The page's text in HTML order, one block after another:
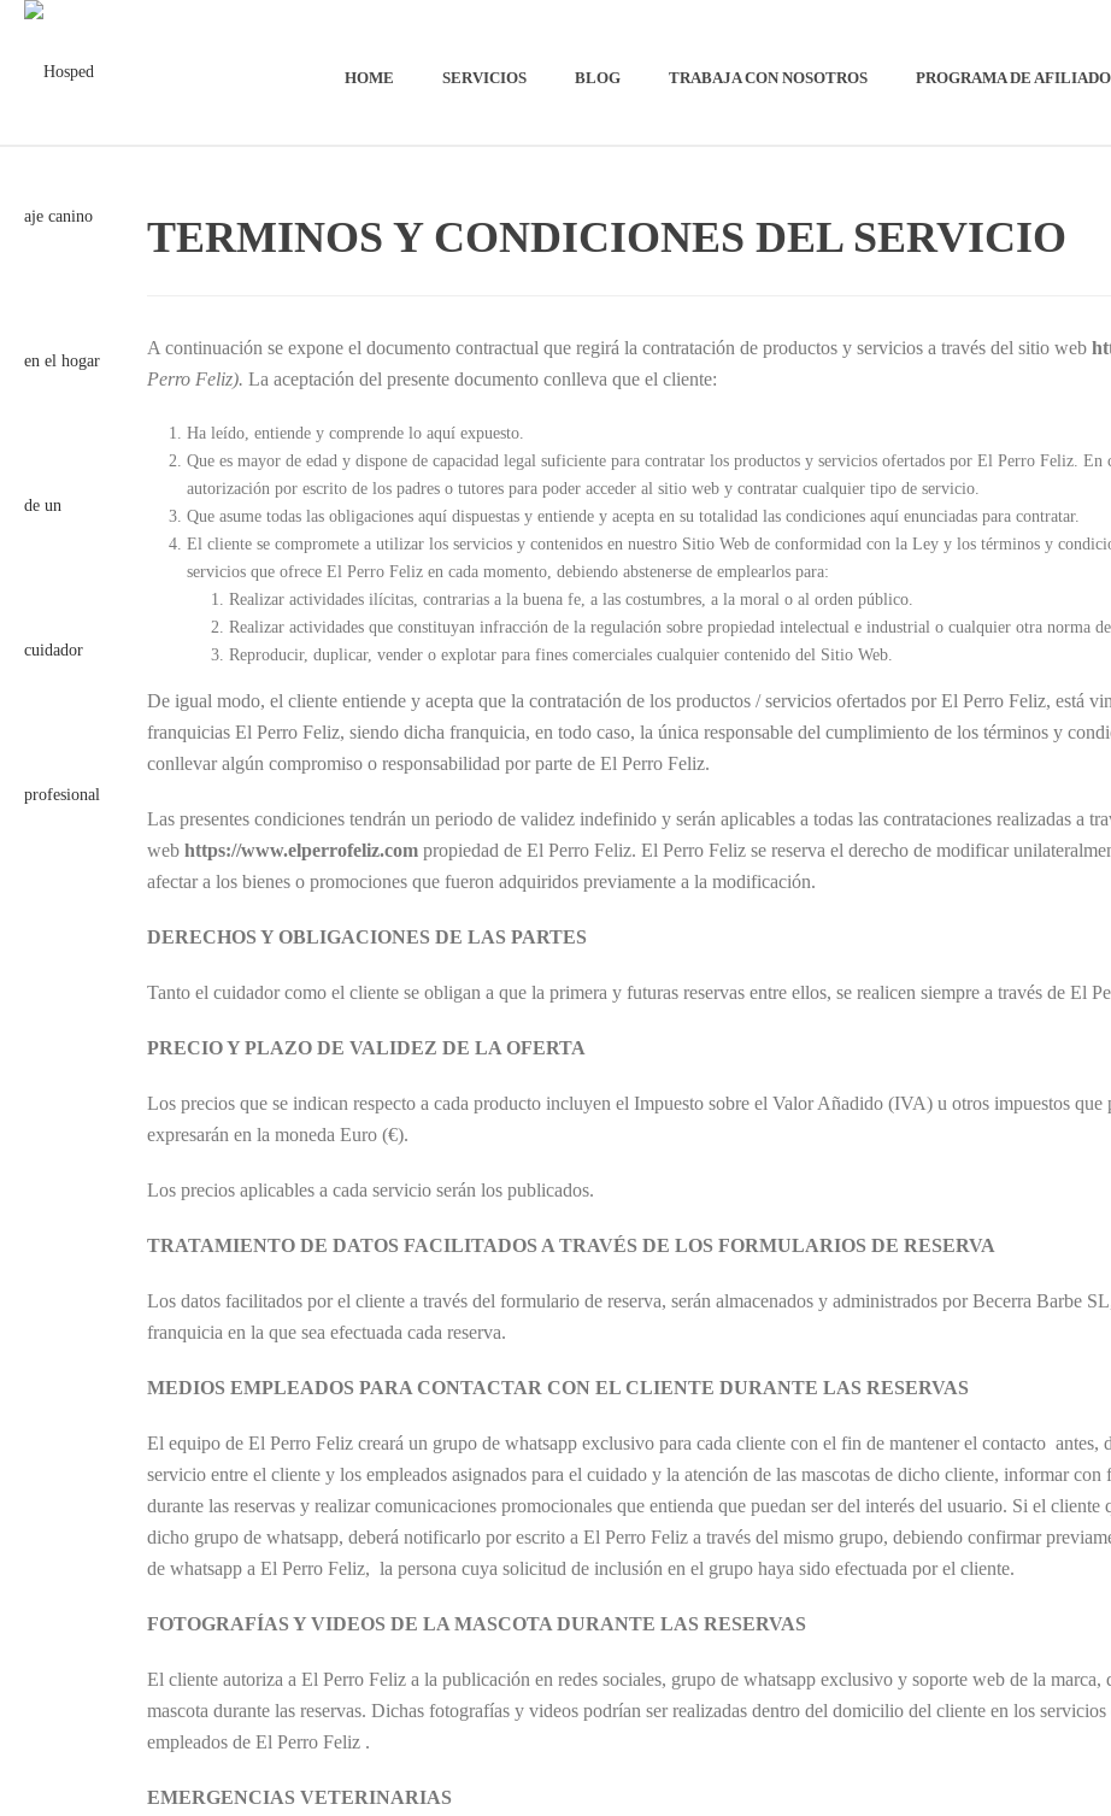
HOME SERVICIOS BLOG TRABAJA CON NOSOTROS PROGRAMA DE
TERMINOS Y CONDICIONES DEL SERVICIO
A continuación se expone el documento contractual que regirá la contratación de productos y servicios a través del sitio web
Perro Feliz). La aceptación del presente documento conlleva que el cliente:
Ha leído, entiende y comprende lo aquí expuesto.
Que es mayor de edad y dispone de capacidad legal suficiente para contratar los productos y servicios ofertados por El Perro Feliz. En
autorización por escrito de los padres o tutores para poder acceder al sitio web y contratar cualquier tipo de servicio.
Que asume todas las obligaciones aquí dispuestas y entiende y acepta en su totalidad las condiciones aquí enunciadas para contratar.
El cliente se compromete a utilizar los servicios y contenidos en nuestro Sitio Web de conformidad con la Ley y los términos y
servicios que ofrece El Perro Feliz en cada momento, debiendo abstenerse de emplearlos para:
Realizar actividades ilícitas, contrarias a la buena fe, a las costumbres, a la moral o al orden público.
Realizar actividades que constituyan infracción de la regulación sobre propiedad intelectual e industrial o cualquier otra norma
Reproducir, duplicar, vender o explotar para fines comerciales cualquier contenido del Sitio Web.
De igual modo, el cliente entiende y acepta que la contratación de los productos / servicios ofertados por El Perro Feliz, está
franquicias El Perro Feliz, siendo dicha franquicia, en todo caso, la única responsable del cumplimiento de los términos y
conllevar algún compromiso o responsabilidad por parte de El Perro Feliz.
Las presentes condiciones tendrán un periodo de validez indefinido y serán aplicables a todas las contrataciones realizadas a
web https://www.elperrofeliz.com propiedad de El Perro Feliz. El Perro Feliz se reserva el derecho de modificar
afectar a los bienes o promociones que fueron adquiridos previamente a la modificación.
DERECHOS Y OBLIGACIONES DE LAS PARTES
Tanto el cuidador como el cliente se obligan a que la primera y futuras reservas entre ellos, se realicen siempre a través de El
PRECIO Y PLAZO DE VALIDEZ DE LA OFERTA
Los precios que se indican respecto a cada producto incluyen el Impuesto sobre el Valor Añadido (IVA) u otros impuestos que
expresarán en la moneda Euro (€).
Los precios aplicables a cada servicio serán los publicados.
TRATAMIENTO DE DATOS FACILITADOS A TRAVÉS DE LOS FORMULARIOS DE RESERVA
Los datos facilitados por el cliente a través del formulario de reserva, serán almacenados y administrados por Becerra Barbe
franquicia en la que sea efectuada cada reserva.
MEDIOS EMPLEADOS PARA CONTACTAR CON EL CLIENTE DURANTE LAS RESERVAS
El equipo de El Perro Feliz creará un grupo de whatsapp exclusivo para cada cliente con el fin de mantener el contacto antes,
servicio entre el cliente y los empleados asignados para el cuidado y la atención de las mascotas de dicho cliente, informar con
durante las reservas y realizar comunicaciones promocionales que entienda que puedan ser del interés del usuario. Si el
dicho grupo de whatsapp, deberá notificarlo por escrito a El Perro Feliz a través del mismo grupo, debiendo confirmar
de whatsapp a El Perro Feliz, la persona cuya solicitud de inclusión en el grupo haya sido efectuada por el cliente.
FOTOGRAFÍAS Y VIDEOS DE LA MASCOTA DURANTE LAS RESERVAS
El cliente autoriza a El Perro Feliz a la publicación en redes sociales, grupo de whatsapp exclusivo y soporte web de la marca,
mascota durante las reservas. Dichas fotografías y videos podrían ser realizadas dentro del domicilio del cliente en los
empleados de El Perro Feliz .
EMERGENCIAS VETERINARIAS